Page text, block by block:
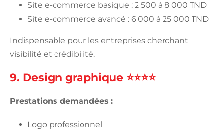
Site e-commerce basique : 2 500 à 8 000 TND
Site e-commerce avancé : 6 000 à 25 000 TND
Indispensable pour les entreprises cherchant
visibilité et crédibilité.
9. Design graphique ⭐⭐⭐⭐
Prestations demandées :
Logo professionnel